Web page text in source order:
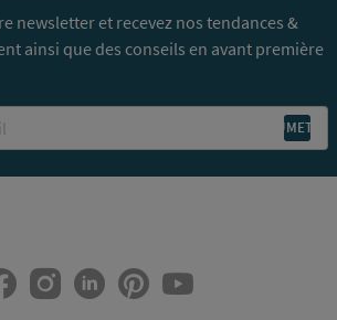
newsletter et recevez nos tendances &
ainsi que des conseils en avant première